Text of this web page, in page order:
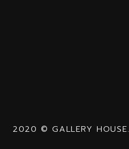
2020 ©GALLERY HOUSE.